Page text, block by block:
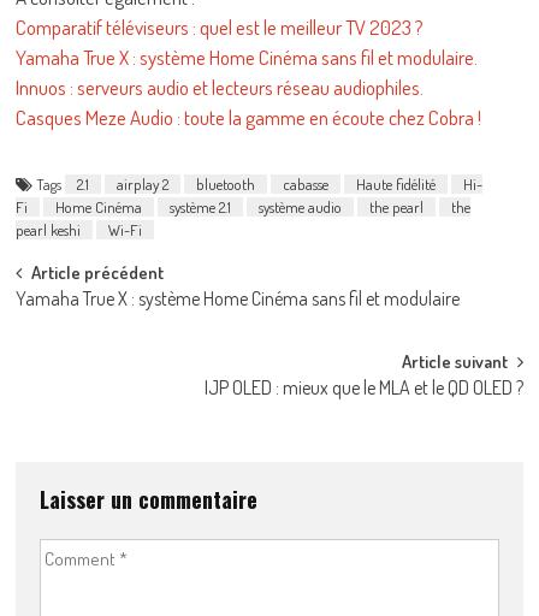
Comparatif téléviseurs : quel est le meilleur TV 2023 ?
Yamaha True X : système Home Cinéma sans fil et modulaire.
Innuos : serveurs audio et lecteurs réseau audiophiles.
Casques Meze Audio : toute la gamme en écoute chez Cobra !
Tags 2.1 airplay 2 bluetooth cabasse Haute fidélité
Hi-
Fi
Home Cinéma système 2.1 système audio the pearl
the
pearl keshi
Wi-Fi
Post
navigation
Article précédent
Yamaha True X : système Home Cinéma sans fil et modulaire
Article suivant
IJP OLED : mieux que le MLA et le QD OLED ?
Laisser un commentaire